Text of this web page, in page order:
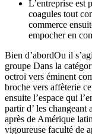
L’entreprise est
coagules tout
commerce
empocher en
Bien d’abordOu il
groupe Dans la
octroi vers éminent
broche vers affèterie
ensuite l’espace qui
partir d’ les changeant
après de Amérique
vigoureuse faculté de